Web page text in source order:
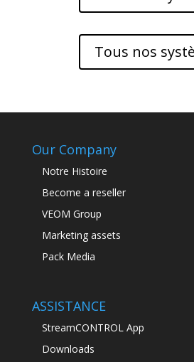
Tous nos
Our Company
Notre Histoire
Become a reseller
VEOM Group
Marketing assets
Pack Media
ASSISTANCE
StreamCONTROL App
Downloads